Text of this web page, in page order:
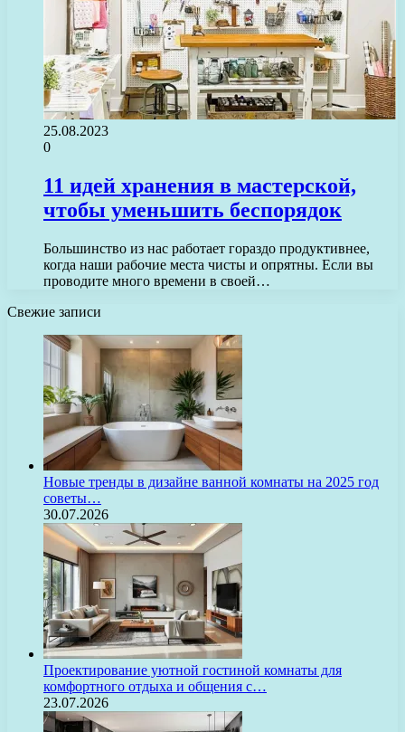
25.08.2023
0
11 идей хранения в мастерской,
чтобы уменьшить беспорядок
Большинство из нас работает гораздо продуктивнее,
когда наши рабочие места чисты и опрятны. Если вы
проводите много времени в своей…
Свежие записи
Новые тренды в дизайне ванной комнаты на 2025 год
советы…
30.07.2026
Проектирование уютной гостиной комнаты для
комфортного отдыха и общения с…
23.07.2026